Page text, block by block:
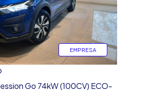
EMPRESA
Go 74kW (100CV) ECO-